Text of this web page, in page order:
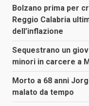
Bolzano prima per
Reggio Calabria
dell’inflazione
Sequestrano un
minori in carcere a
Morto a 68 anni
malato da tempo